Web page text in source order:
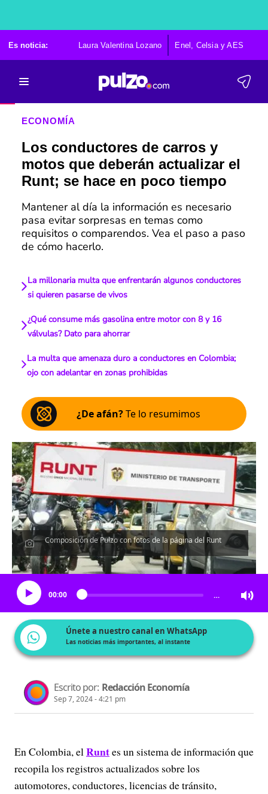
Es noticia: Laura Valentina Lozano Enel, Celsia y AES
ECONOMÍA
Los conductores de carros y
motos que deberán actualizar el
Runt; se hace en poco tiempo
Mantener al día la información es necesario
pasa evitar sorpresas en temas como
requisitos o comparendos. Vea el paso a paso
de cómo hacerlo.
La millonaria multa que enfrentarán algunos conductores
si quieren pasarse de vivos
¿Qué consume más gasolina entre motor con 8 y 16
válvulas? Dato para ahorrar
La multa que amenaza duro a conductores en Colombia;
ojo con adelantar en zonas prohibidas
¿De afán?Te lo resumimos
Composición de Pulzo con fotos de la página del Runt
Escucha el artículo
00:00 …
Únete a nuestro canal en WhatsApp
Las noticias más importantes, al instante
Escrito por: Redacción Economía
Sep 7, 2024 - 4:21 pm
En Colombia, elRuntes un sistema de información que
recopila los registros actualizados sobre los
automotores, conductores, licencias de tránsito,